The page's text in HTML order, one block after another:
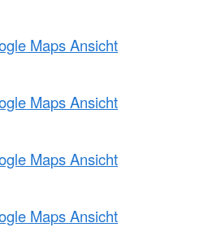
Maps Ansicht
Maps Ansicht
Maps Ansicht
Maps Ansicht